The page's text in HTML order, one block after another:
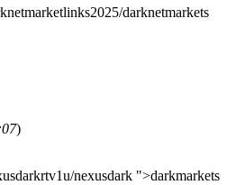
darknetmarkets
)
nexusdark ">darkmarkets